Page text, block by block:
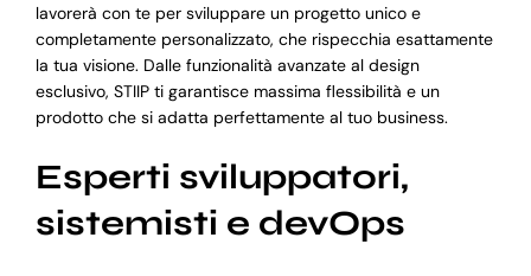
lavorerà con te per sviluppare un progetto unico e
completamente personalizzato, che rispecchia esattamente
la tua visione. Dalle funzionalità avanzate al design
esclusivo, STIIP ti garantisce massima flessibilità e un
prodotto che si adatta perfettamente al tuo business.
Esperti sviluppatori,
sistemisti e devOps